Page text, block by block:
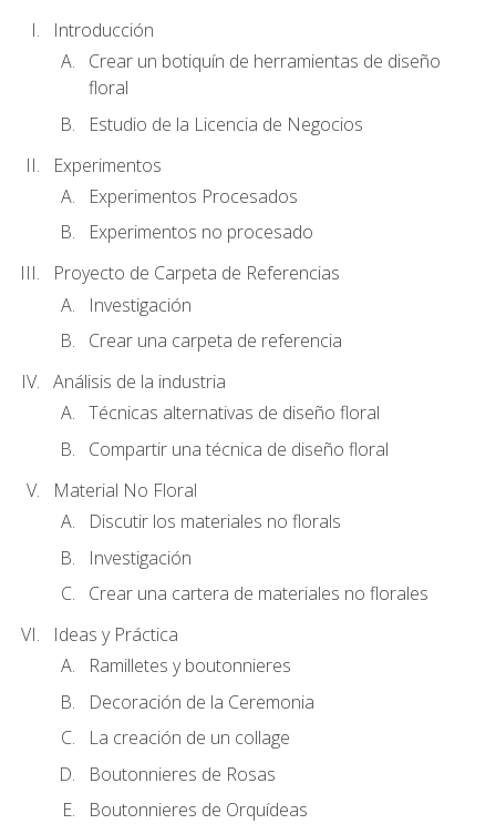
Introducción
Crear un botiquín de herramientas de diseño
floral
Estudio de la Licencia de Negocios
Experimentos
Experimentos Procesados
Experimentos no procesado
Proyecto de Carpeta de Referencias
Investigación
Crear una carpeta de referencia
Análisis de la industria
Técnicas alternativas de diseño floral
Compartir una técnica de diseño floral
Material No Floral
Discutir los materiales no florals
Investigación
Crear una cartera de materiales no florales
Ideas y Práctica
Ramilletes y boutonnieres
Decoración de la Ceremonia
La creación de un collage
Boutonnieres de Rosas
Boutonnieres de Orquídeas